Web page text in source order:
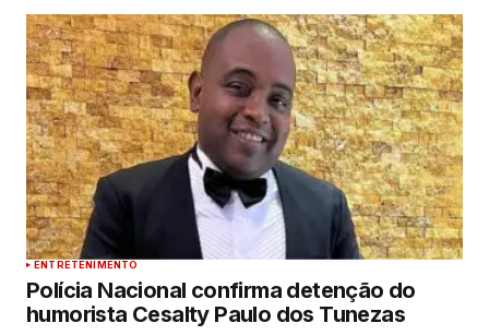
ENTRETENIMENTO
Polícia Nacional confirma detenção do
humorista Cesalty Paulo dos Tunezas